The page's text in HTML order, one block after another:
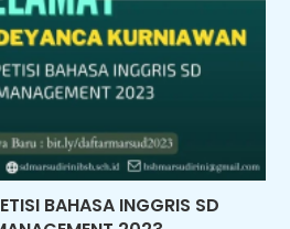
BAHASA INGGRIS SD